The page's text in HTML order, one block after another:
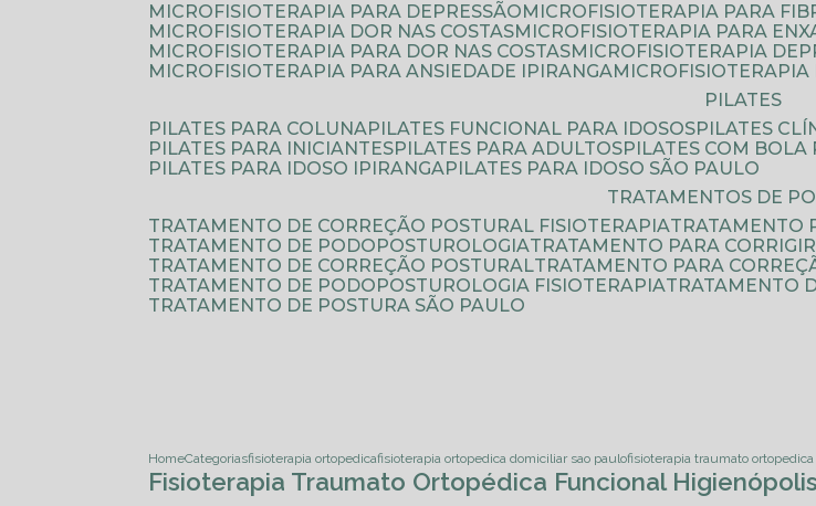
MICROFISIOTERAPIA PARA DEPRESSÃO
MICROFISIOTERAPIA PARA
MICROFISIOTERAPIA DOR NAS COSTAS
MICROFISIOTERAPIA PARA
MICROFISIOTERAPIA PARA DOR NAS COSTAS
MICROFISIOTERAPIA
MICROFISIOTERAPIA PARA ANSIEDADE IPIRANGA
PILATES
PILATES PARA COLUNA
PILATES FUNCIONAL PARA IDOSOS PILATES
PILATES PARA INICIANTES
PILATES PARA ADULTOS PILATES COM
PILATES PARA IDOSO IPIRANGA
PILATES PARA IDOSO SÃO PAULO
TRATAMENTOS DE
TRATAMENTO DE CORREÇÃO POSTURAL FISIOTERAPIA
TRATAMENTO DE PODOPOSTUROLOGIA
TRATAMENTO PARA
TRATAMENTO DE CORREÇÃO POSTURAL
TRATAMENTO PARA
TRATAMENTO DE PODOPOSTUROLOGIA FISIOTERAPIA
TRATAMENTO
TRATAMENTO DE POSTURA SÃO PAULO
HomeCategoriasfisioterapia ortopedicafisioterapia ortopedica domiciliar sao paulofisioterapia traumato
Fisioterapia Traumato Ortopédica Funcional Higienópolis